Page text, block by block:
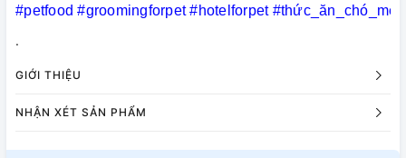
#petfood #groomingforpet #hotelforpet #thức_ăn_chó_mèo
.
GIỚI THIỆU
NHẬN XÉT SẢN PHẨM